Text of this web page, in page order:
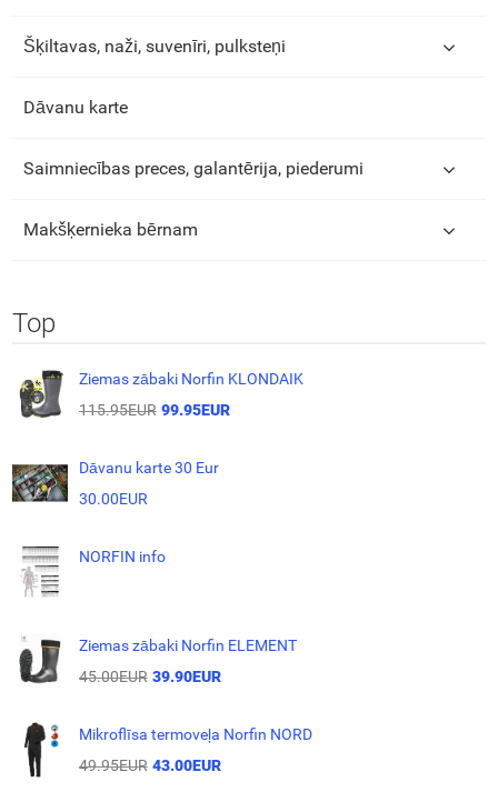
Šķiltavas, naži, suvenīri, pulksteņi
Dāvanu karte
Saimniecības preces, galantērija, piederumi
Makšķernieka bērnam
Top
Ziemas zābaki Norfin KLONDAIK
115.95EUR 99.95EUR
Dāvanu karte 30 Eur
30.00EUR
NORFIN info
Ziemas zābaki Norfin ELEMENT
45.00EUR 39.90EUR
Mikroflīsa termoveļa Norfin NORD
49.95EUR 43.00EUR